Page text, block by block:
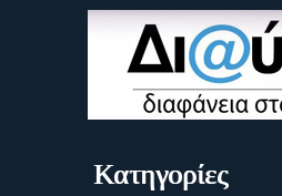
Κατηγορίες